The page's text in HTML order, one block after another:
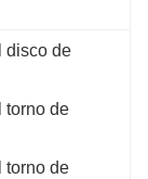
disco de
torno de
torno de